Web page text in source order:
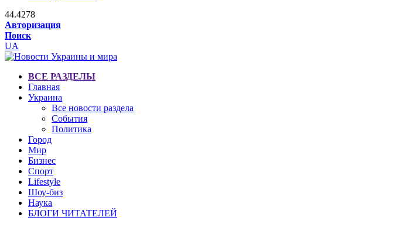
44.4278
Авторизация
Поиск
UA
ВСЕ РАЗДЕЛЫ
Главная
Украина
Все новости раздела
События
Политика
Город
Мир
Бизнес
Спорт
Lifestyle
Шоу-биз
Наука
БЛОГИ ЧИТАТЕЛЕЙ